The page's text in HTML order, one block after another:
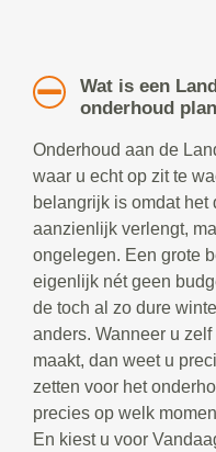
Wat is een
onderhoud
Onderhoud aan de
waar u echt op zit te
belangrijk is omdat
aanzienlijk verlengt,
ongelegen. Een grote
eigenlijk nét geen
de toch al zo dure
anders. Wanneer u
maakt, dan weet u
zetten voor het
precies op welk
En kiest u voor